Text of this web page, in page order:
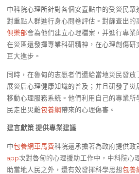
中科院心理所針對各個安置點中的受災民眾
對重點人群進行身心問卷評估。對篩查出的
俱樂部會為他們建立心理檔案，并進行專業
在災區還發揮專業科研精神，在心理創傷研
巨大進步。
同時，在魯甸的志愿者們還給當地災民發放
展災后心理健康知識的普及；并且研發了災
移動心理服務系統。他們利用自己的專業所
民走出災難包養網帶來的心理傷害。
建言獻策 提供專業建議
中包養網車馬費科院還承擔著為政府提供政
app次對魯甸的心理援助工作中，中科院心
助當地人民之外，還有效發揮科學思想包養